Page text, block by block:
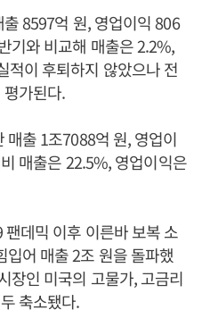
8597억 원, 영업이익 806
기와 비교해 매출은 2.2%,
적이 후퇴하지 않았으나 전
가된다.
출 1조7088억 원, 영업이
매출은 22.5%, 영업이익은
데믹 이후 이른바 보복 소
어 매출 2조 원을 돌파했
장인 미국의 고물가, 고금리
축소됐다.